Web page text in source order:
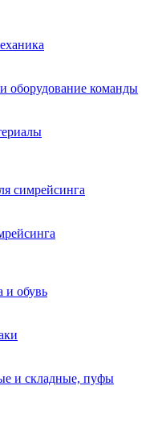
оборудование команды
симрейсинга
и обувь
и складные, пуфы